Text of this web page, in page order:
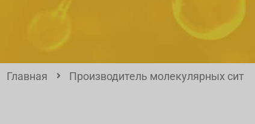
Главная Производитель молекулярных сит